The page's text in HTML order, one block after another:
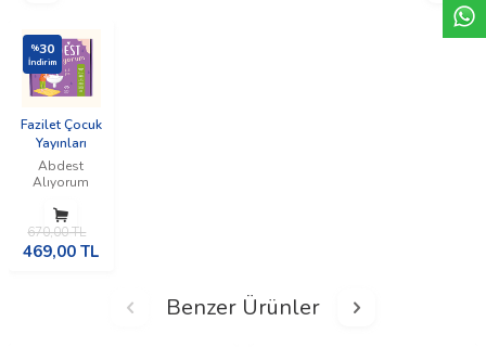
%30
İndirim
Fazilet Çocuk
Yayınları
Abdest
Alıyorum
670,00TL
469,00 TL
Benzer Ürünler